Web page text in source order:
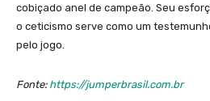
cobiçado anel de campeão. Seu
o ceticismo serve como um
pelo jogo.
Fonte: https://jumperbrasil.com.br